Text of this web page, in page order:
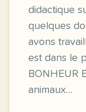
didactique
quelques
avons
est dans le
BONHEUR
animaux…